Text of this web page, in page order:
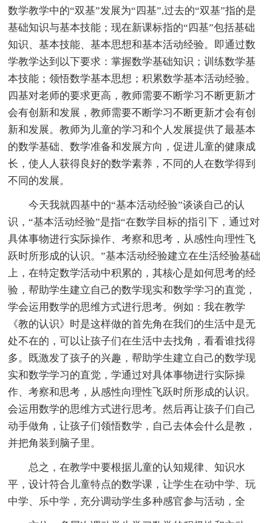
数学教学中的“双基”发展为“四基”,过去的“双基”指的是
基础知识与基本技能；现在新课标指的“四基”包括基础
知识、基本技能、基本思想和基本活动经验。即通过数
学教学达到以下要求：掌握数学基础知识；训练数学基
本技能；领悟数学基本思想；积累数学基本活动经验。
四基对老师的要求更高，教师需要不断学习不断更新才
会有创新和发展，教师需要不断学习不断更新才会有创
新和发展。教师为儿童的学习和个人发展提供了最基本
的数学基础、数学准备和发展方向，促进儿童的健康成
长，使人人获得良好的数学素养，不同的人在数学得到
不同的发展。
今天我就四基中的“基本活动经验”谈谈自己的认
识，“基本活动经验”是指“在数学目标的指引下，通过对
具体事物进行实际操作、考察和思考，从感性向理性飞
跃时所形成的认识。”基本活动经验建立在生活经验基础
上，在特定数学活动中积累的，其核心是如何思考的经
验，帮助学生建立自己的数学现实和数学学习的直觉，
学会运用数学的思维方式进行思考。例如：我在教学
《教的认识》时是这样做的首先角在我们的生活中是无
处不在的，可以让孩子们在生活中去找角，看看谁找得
多。既激发了孩子的兴趣，帮助学生建立自己的数学现
实和数学学习的直觉，学通过对具体事物进行实际操
作、考察和思考，从感性向理性飞跃时所形成的认识。
会运用数学的思维方式进行思考。然后再让孩子们自己
动手做角，让孩子们领悟数学，自己去体会什么是教，
并把角装到脑子里。
总之，在教学中要根据儿童的认知规律、知识水
平，设计符合儿童特点的数学课，让学生在动中学、玩
中学、乐中学，充分调动学生多种感官参与活动，全